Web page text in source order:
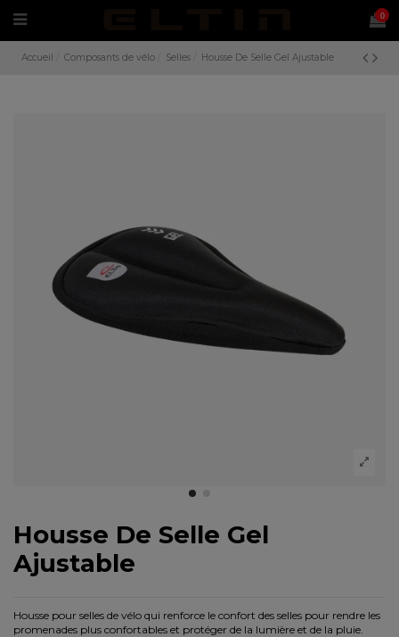
0
Accueil Composants de vélo Selles Housse De Selle Gel Ajustable
Housse De Selle Gel
Ajustable
Housse pour selles de vélo qui renforce le confort des selles pour rendre les
promenades plus confortables et protéger de la lumière et de la pluie.